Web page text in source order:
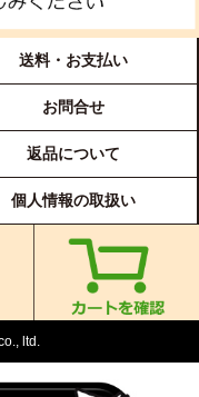
送料・お支払い
お問合せ
返品について
個人情報の取扱い
ltd.